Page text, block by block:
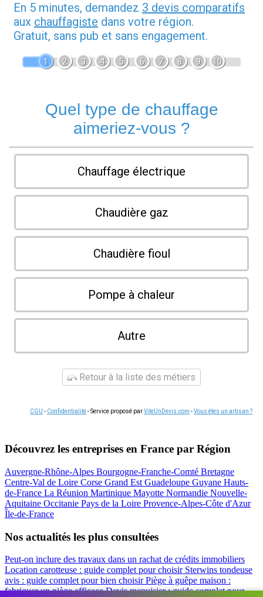
En 5 minutes, demandez 3 devis comparatifs
aux chauffagiste dans votre région.
Gratuit, sans pub et sans engagement.
1 2 3 4 5 6 7 8 9 10
Quel type de chauffage
aimeriez-vous ?
Chauffage électrique
Chaudière gaz
Chaudière fioul
Pompe à chaleur
Autre
Retour à la liste des métiers
CGU - Confidentialité- Service proposé parViteUnDevis.com -Vous êtes un artisan ?
Découvrez les entreprises en France par Région
Auvergne-Rhône-Alpes Bourgogne-Franche-Comté Bretagne
Centre-Val de Loire Corse Grand Est Guadeloupe Guyane Hauts-
de-France La Réunion Martinique Mayotte Normandie Nouvelle-
Aquitaine Occitanie Pays de la Loire Provence-Alpes-Côte d'Azur
Île-de-France
Nos actualités les plus consultées
Peut-on inclure des travaux dans un rachat de crédits immobiliers
Location carotteuse : guide complet pour choisir Sterwins tondeuse
avis : guide complet pour bien choisirPiège à guêpe maison :
fabriquer un piège efficaceDevis menuisier : guide complet pour